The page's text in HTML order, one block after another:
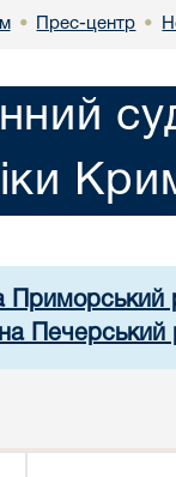
• Прес-центр •
на